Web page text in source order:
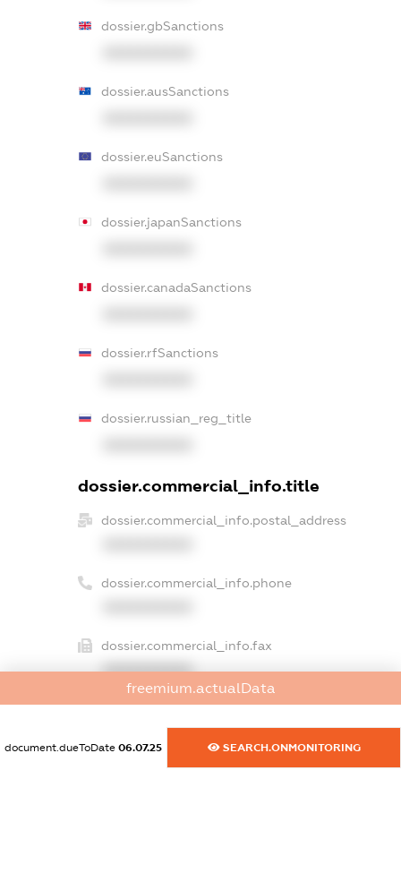
dossier.gbSanctions
dossier.ausSanctions
dossier.euSanctions
dossier.japanSanctions
dossier.canadaSanctions
dossier.rfSanctions
dossier.russian_reg_title
dossier.commercial_info.title
dossier.commercial_info.postal_address
dossier.commercial_info.phone
dossier.commercial_info.fax
XXXXXXXXXX
dossier.commercial_info.email
XXXXXXXXXX
dossier.commercial_info.website
freemium.actualData
document.dueToDate 06.07.25 SEARCH.ONMONITORING